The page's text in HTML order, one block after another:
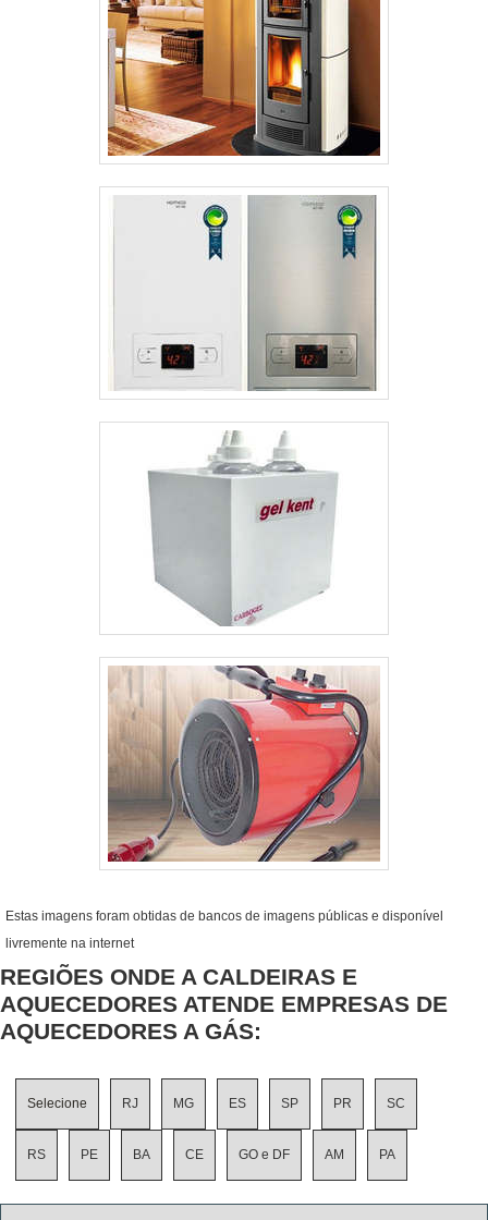
Estas imagens foram obtidas de bancos de imagens públicas e disponível
livremente na internet
REGIÕES ONDE A CALDEIRAS E
AQUECEDORES ATENDE EMPRESAS DE
AQUECEDORES A GÁS:
Selecione RJ MG ES SP PR SC
RS PE BA CE GO e DF AM PA